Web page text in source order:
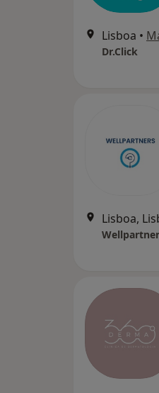
Lisboa •
Dr.Click
Lisboa,